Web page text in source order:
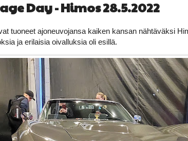
Day - Himos 28.5.2022
tuoneet ajoneuvojansa kaiken kansan nähtäväksi
ja erilaisia oivalluksia oli esillä.